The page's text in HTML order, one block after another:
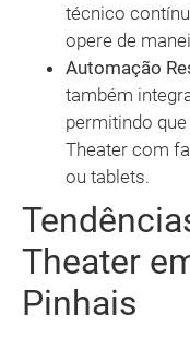
técnico
opere de
Automação
também
permitindo
Theater com
ou tablets.
Theater
Pinhais